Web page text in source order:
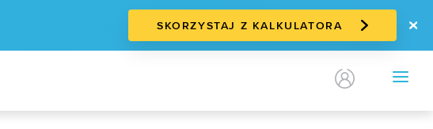
SKORZYSTAJ Z KALKULATORA